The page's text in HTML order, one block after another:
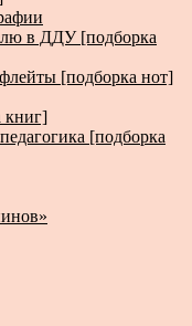
в ДДУ [подборка
[подборка нот]
книг]
[подборка